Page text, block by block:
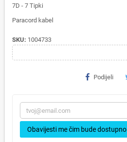
7D - 7 Tipki
Paracord kabel
SKU: 1004733
Podijeli
Obavijesti me čim bude dostupno